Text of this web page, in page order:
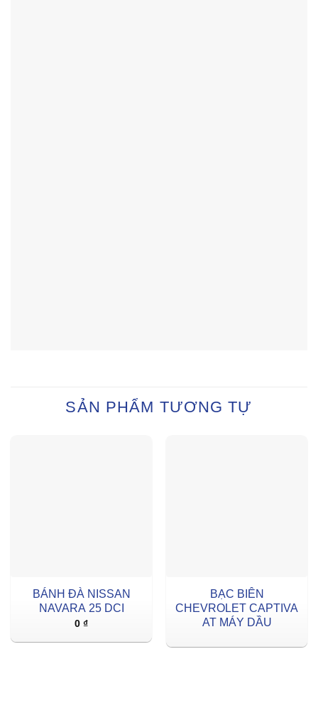
SẢN PHẨM TƯƠNG TỰ
BÁNH ĐÀ NISSAN
NAVARA 25 DCI
0 ₫
BẠC BIÊN
CHEVROLET CAPTIVA
AT MÁY DẦU